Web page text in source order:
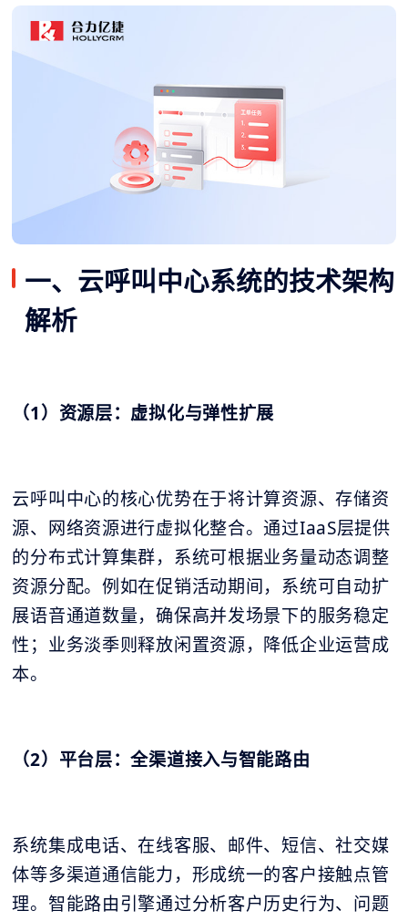
一、云呼叫中心系统的技术架构
解析
（1）资源层：虚拟化与弹性扩展
云呼叫中心的核心优势在于将计算资源、存储资
源、网络资源进行虚拟化整合。通过IaaS层提供
的分布式计算集群，系统可根据业务量动态调整
资源分配。例如在促销活动期间，系统可自动扩
展语音通道数量，确保高并发场景下的服务稳定
性；业务淡季则释放闲置资源，降低企业运营成
本。
（2）平台层：全渠道接入与智能路由
系统集成电话、在线客服、邮件、短信、社交媒
体等多渠道通信能力，形成统一的客户接触点管
理。智能路由引擎通过分析客户历史行为、问题